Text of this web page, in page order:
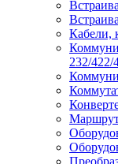
Кабели,
232/422/